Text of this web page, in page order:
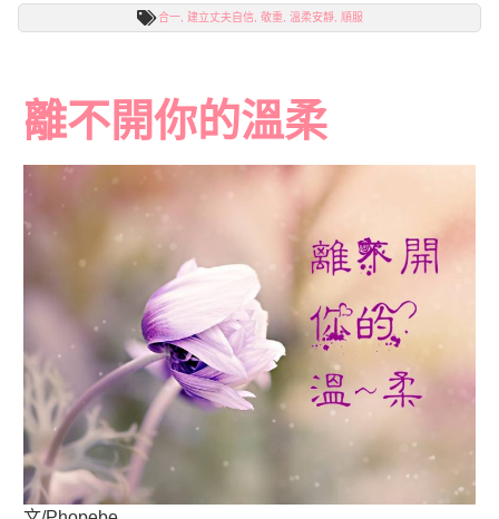
合一, 建立丈夫自信, 敬重, 溫柔安靜, 順服
離不開你的溫柔